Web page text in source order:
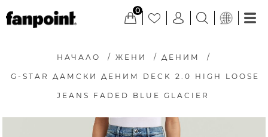
0
НАЧАЛО / ЖЕНИ / ДЕНИМ /
G-STAR ДАМСКИ ДЕНИМ DECK 2.0 HIGH LOOSE
JEANS FADED BLUE GLACIER